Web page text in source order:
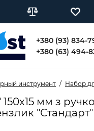
+380 (93) 834-
+380 (63) 494-
инструмент Набор
мм з